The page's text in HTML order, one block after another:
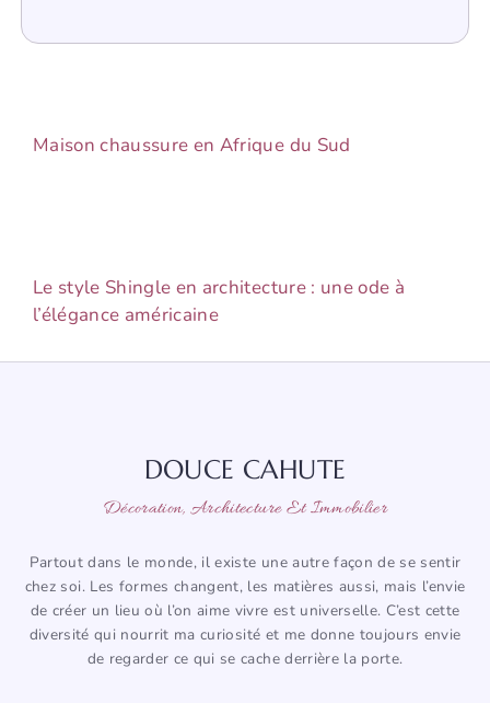
Maison chaussure en Afrique du Sud
Le style Shingle en architecture : une ode à
l’élégance américaine
DOUCE CAHUTE
Décoration, Architecture Et Immobilier
Partout dans le monde, il existe une autre façon de se sentir
chez soi. Les formes changent, les matières aussi, mais l’envie
de créer un lieu où l’on aime vivre est universelle. C’est cette
diversité qui nourrit ma curiosité et me donne toujours envie
de regarder ce qui se cache derrière la porte.